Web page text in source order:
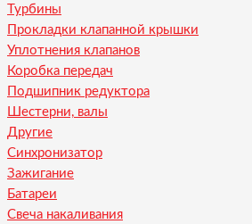
Турбины
Прокладки клапанной крышки
Уплотнения клапанов
Коробка передач
Подшипник редуктора
Шестерни, валы
Другие
Синхронизатор
Зажигание
Батареи
Свеча накаливания